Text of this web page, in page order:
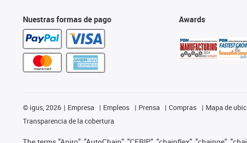
Nuestras formas de pago Awards
© igus, 2026 Empresa Empleos Prensa Compras Mapa de
Transparencia de la cobertura